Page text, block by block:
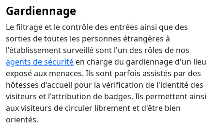
Gardiennage
Le filtrage et le contrôle des entrées ainsi que des
sorties de toutes les personnes étrangères à
l'établissement surveillé sont l'un des rôles de nos
agents de sécurité en charge du gardiennage d'un lieu
exposé aux menaces. Ils sont parfois assistés par des
hôtesses d'accueil pour la vérification de l'identité des
visiteurs et l'attribution de badges. Ils permettent ainsi
aux visiteurs de circuler librement et d'être bien
orientés.